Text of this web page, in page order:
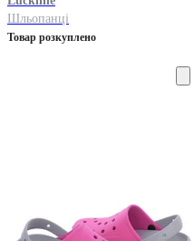
Шльопанці
Товар розкуплено